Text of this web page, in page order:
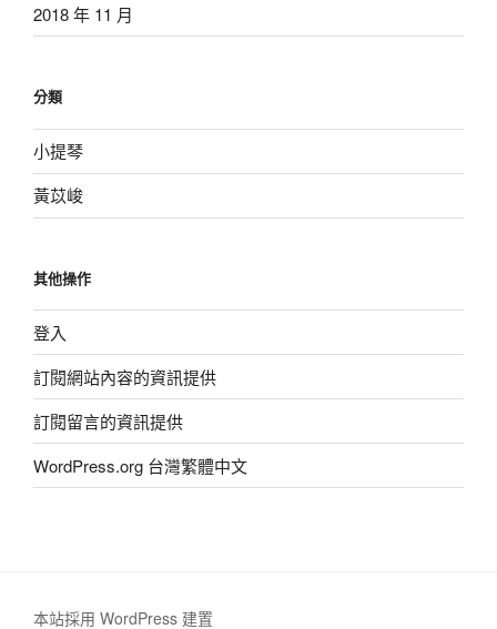
2018 年 11 月
分類
小提琴
黃苡峻
其他操作
登入
訂閱網站內容的資訊提供
訂閱留言的資訊提供
WordPress.org 台灣繁體中文
本站採用 WordPress 建置